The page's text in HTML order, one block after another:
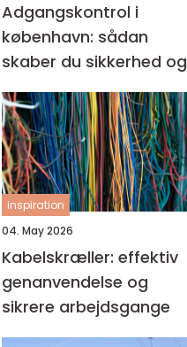
Adgangskontrol i
københavn: sådan
skaber du sikkerhed og
tryghed i hverdagen
inspiration
04. May 2026
Kabelskræller: effektiv
genanvendelse og
sikrere arbejdsgange